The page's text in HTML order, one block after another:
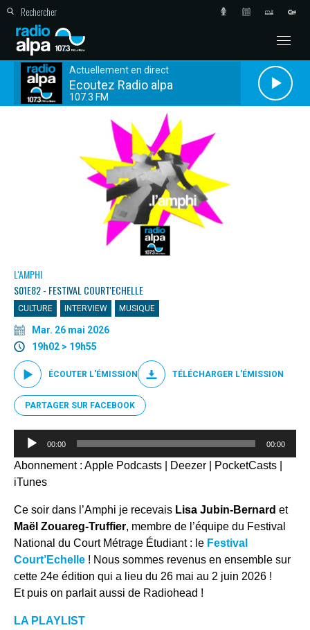
Actuellement en direct
Ecoutez Radio alpa
107.3 FM
L'AMPHI
S01E82 - FESTIVAL COURT'ECHELLE
CULTURE INTERVIEW MUSIQUE
Mar. 26 mai 2026
19h02 > 19h55
ÉCOUTER L'ÉMISSION TÉLÉCHARGER L'ÉMISSION
PARTAGER SUR FACEBOOK
Lecteur
00:00 00:00
Abonnement : Apple Podcasts Deezer PocketCasts
iTunes
Ce soir dans l’Amphi je recevais Lisa Jubin-Bernard et
Maël Zouareg-Truffier, membre de l’équipe du Festival
National du Court Métrage Étudiant : le Festival
Court’Echelle ! Nous sommes revenus en ensemble sur
cette 24e édition qui a lieu du 26 mai au 2 juin 2026 !
Et puis on parlait aussi de Radiohead !
LA PLAYLIST